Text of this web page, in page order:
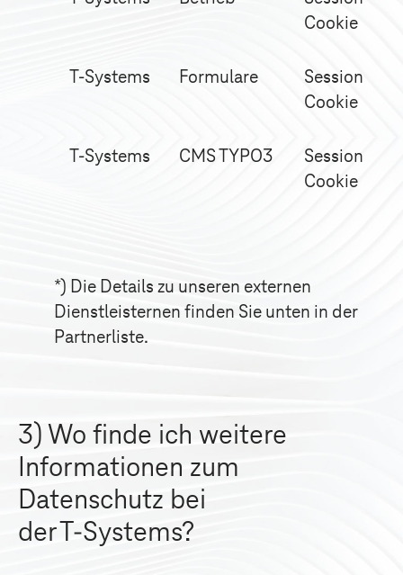
Cookie
T-Systems Formulare
Session
Cookie
T-Systems CMS TYPO3
Session
Cookie
*) Die Details zu unseren externen
Dienstleisternen finden Sie unten in der
Partnerliste.
3) Wo finde ich weitere
Informationen zum
Datenschutz bei
derT-Systems?